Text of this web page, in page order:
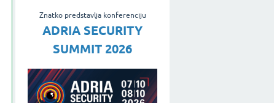
Znatko predstavlja konferenciju
ADRIA SECURITY
SUMMIT 2026